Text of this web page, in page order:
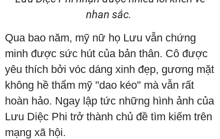
nhan sắc.
Qua bao năm, mỹ nữ họ Lưu vẫn chứng
minh được sức hút của bản thân. Cô được
yêu thích bởi vóc dáng xinh đẹp, gương mặt
không hề thẩm mỹ "dao kéo" mà vẫn rất
hoàn hảo. Ngay lập tức những hình ảnh của
Lưu Diệc Phi trở thành chủ đề tìm kiếm trên
mạng xã hội.